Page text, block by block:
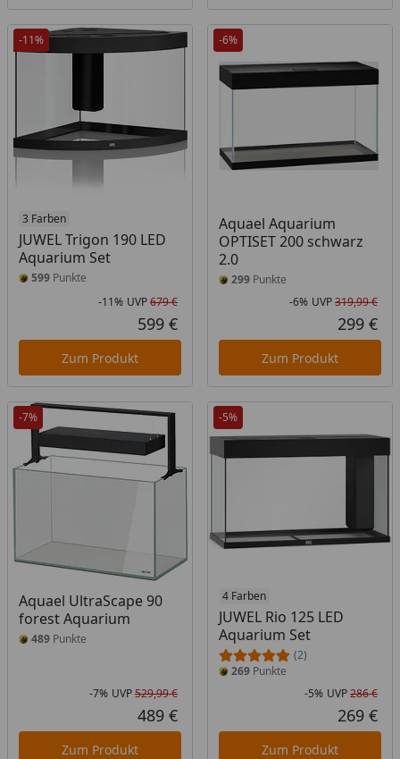
-11%
3 Farben
JUWEL Trigon 190 LED
Aquarium Set
599 Punkte
Rabatt in Prozent
-11%
Ursprünglicher Preis
UVP679 €
Aktueller Preis
599 €
Zum Produkt
-6%
Aquael Aquarium
OPTISET 200 schwarz
2.0
299Punkte
-6% UVP319,99 €
299 €
Zum Produkt
-7%
Aquael UltraScape 90
forest Aquarium
489 Punkte
Rabatt in Prozent
-7%
Ursprünglicher Preis
UVP529,99 €
Aktueller Preis
489 €
Zum Produkt
-5%
4 Farben
JUWEL Rio 125 LED
Aquarium Set
(2)
269Punkte
-5% UVP286 €
269 €
Zum Produkt